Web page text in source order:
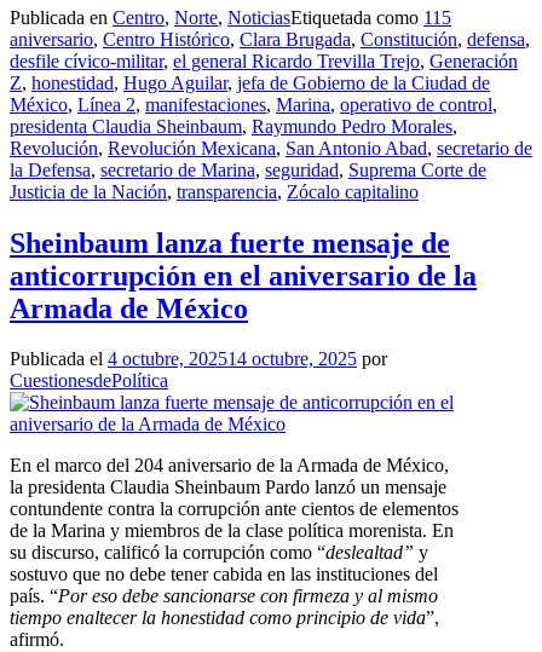
Publicada en Centro, Norte, NoticiasEtiquetada como 115
aniversario, Centro Histórico, Clara Brugada, Constitución, defensa,
desfile cívico-militar, el general Ricardo Trevilla Trejo, Generación
Z, honestidad, Hugo Aguilar, jefa de Gobierno de la Ciudad de
México, Línea 2, manifestaciones, Marina, operativo de control,
presidenta Claudia Sheinbaum, Raymundo Pedro Morales,
Revolución, Revolución Mexicana, San Antonio Abad, secretario de
la Defensa, secretario de Marina, seguridad, Suprema Corte de
Justicia de la Nación, transparencia, Zócalo capitalino
Sheinbaum lanza fuerte mensaje de
anticorrupción en el aniversario de la
Armada de México
Publicada el 4 octubre, 202514 octubre, 2025 por
CuestionesdePolítica
En el marco del 204 aniversario de la Armada de México,
la presidenta Claudia Sheinbaum Pardo lanzó un mensaje
contundente contra la corrupción ante cientos de elementos
de la Marina y miembros de la clase política morenista. En
su discurso, calificó la corrupción como “deslealtad” y
sostuvo que no debe tener cabida en las instituciones del
país. “Por eso debe sancionarse con firmeza y al mismo
tiempo enaltecer la honestidad como principio de vida”,
afirmó.